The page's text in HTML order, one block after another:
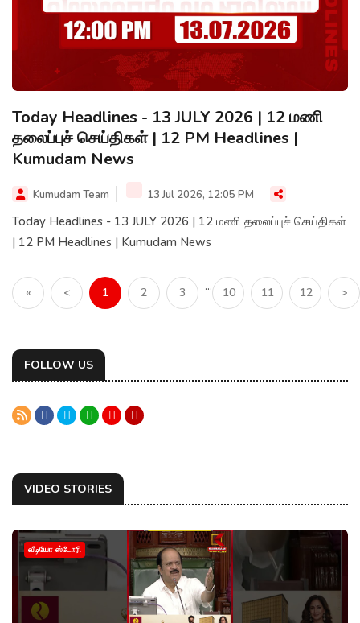
Today Headlines - 13 JULY 2026 | 12 மணி
தலைப்புச் செய்திகள் | 12 PM Headlines |
Kumudam News
Kumudam Team 13 Jul 2026, 12:05 PM
Today Headlines - 13 JULY 2026 | 12 மணி தலைப்புச் செய்திகள்
| 12 PM Headlines | Kumudam News
« < 1 2 3 ... 10 11 12 >
FOLLOW US
VIDEO STORIES
வீடியோ ஸ்டோரி